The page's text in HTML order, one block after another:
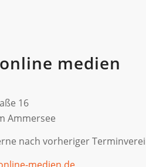
medien
16
Ammersee
nach vorheriger